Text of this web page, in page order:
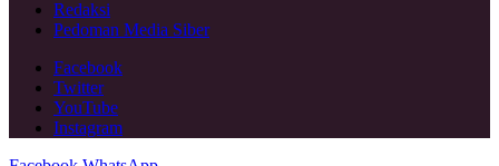
Redaksi
Pedoman Media Siber
Facebook
Twitter
YouTube
Instagram